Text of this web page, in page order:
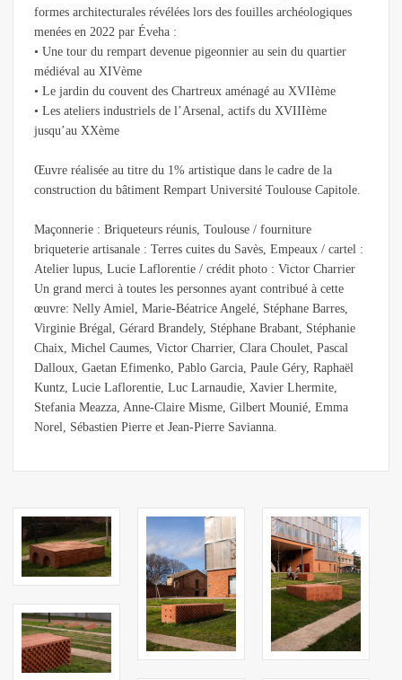
formes architecturales révélées lors des fouilles archéologiques
menées en 2022 par Éveha :
• Une tour du rempart devenue pigeonnier au sein du quartier
médiéval au XIVème
• Le jardin du couvent des Chartreux aménagé au XVIIème
• Les ateliers industriels de l’Arsenal, actifs du XVIIIème
jusqu’au XXème
Œuvre réalisée au titre du 1% artistique dans le cadre de la
construction du bâtiment Rempart Université Toulouse Capitole.
Maçonnerie : Briqueteurs réunis, Toulouse / fourniture
briqueterie artisanale : Terres cuites du Savès, Empeaux / cartel :
Atelier lupus, Lucie Laflorentie / crédit photo : Victor Charrier
Un grand merci à toutes les personnes ayant contribué à cette
œuvre: Nelly Amiel, Marie-Béatrice Angelé, Stéphane Barres,
Virginie Brégal, Gérard Brandely, Stéphane Brabant, Stéphanie
Chaix, Michel Caumes, Victor Charrier, Clara Choulet, Pascal
Dalloux, Gaetan Efimenko, Pablo Garcia, Paule Géry, Raphaël
Kuntz, Lucie Laflorentie, Luc Larnaudie, Xavier Lhermite,
Stefania Meazza, Anne-Claire Misme, Gilbert Mounié, Emma
Norel, Sébastien Pierre et Jean-Pierre Savianna.